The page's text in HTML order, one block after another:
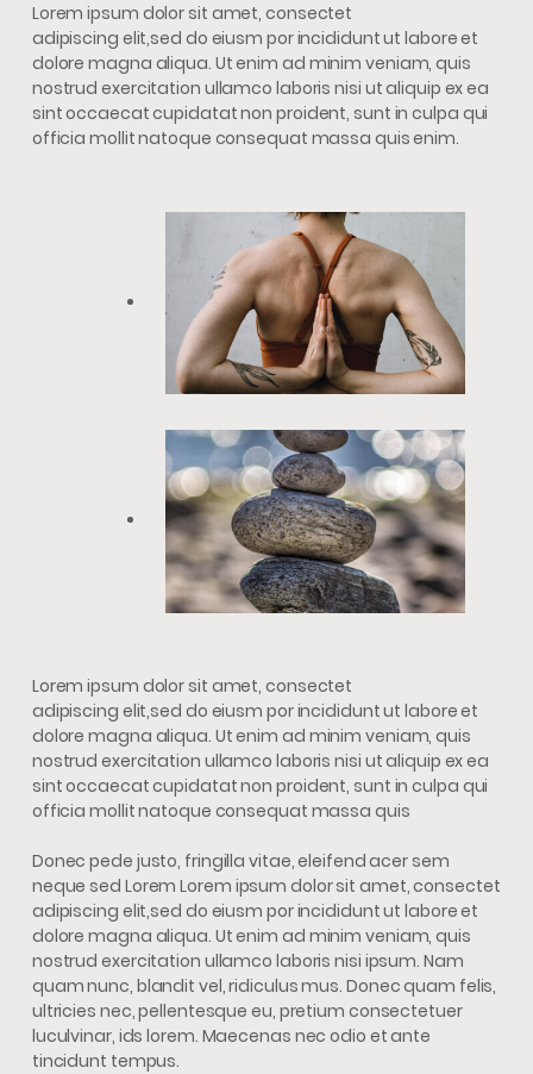
Lorem ipsum dolor sit amet, consectet
adipiscing elit,sed do eiusm por incididunt ut labore et
dolore magna aliqua. Ut enim ad minim veniam, quis
nostrud exercitation ullamco laboris nisi ut aliquip ex ea
sint occaecat cupidatat non proident, sunt in culpa qui
officia mollit natoque consequat massa quis enim.
Lorem ipsum dolor sit amet, consectet
adipiscing elit,sed do eiusm por incididunt ut labore et
dolore magna aliqua. Ut enim ad minim veniam, quis
nostrud exercitation ullamco laboris nisi ut aliquip ex ea
sint occaecat cupidatat non proident, sunt in culpa qui
officia mollit natoque consequat massa quis
Donec pede justo, fringilla vitae, eleifend acer sem
neque sed Lorem Lorem ipsum dolor sit amet, consectet
adipiscing elit,sed do eiusm por incididunt ut labore et
dolore magna aliqua. Ut enim ad minim veniam, quis
nostrud exercitation ullamco laboris nisi ipsum. Nam
quam nunc, blandit vel, ridiculus mus. Donec quam felis,
ultricies nec, pellentesque eu, pretium consectetuer
luculvinar, ids lorem. Maecenas nec odio et ante
tincidunt tempus.